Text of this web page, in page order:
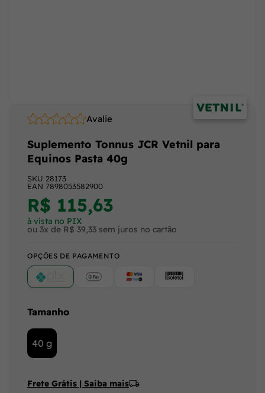
Avalie
SKU 28173
EAN 7898053582900
Suplemento Tonnus JCR Vetnil para
Equinos Pasta 40g
R$ 115,63
à vista no PIX
ou 3x de R$ 39,33 sem juros no cartão
OPÇÕES DE PAGAMENTO
Google Pay (Crédito/Débito)
Cartão Boleto
Frete Grátis | Saiba mais
Tamanho
40 g